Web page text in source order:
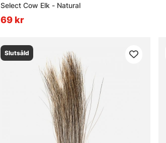
Select Cow Elk - Natural
69 kr
Slutsåld